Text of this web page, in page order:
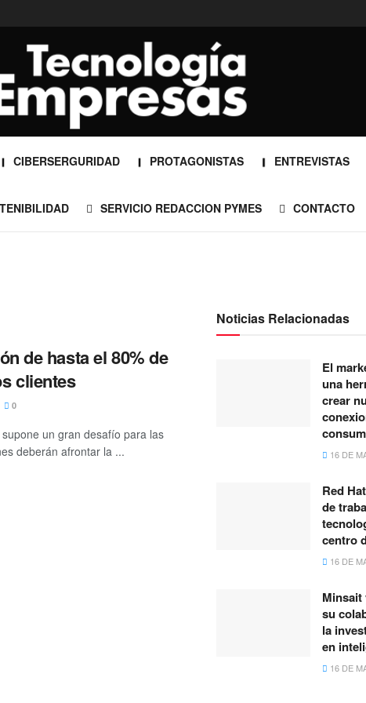
CIBERSERGURIDAD PROTAGONISTAS ENTREVISTAS
SERVICIO REDACCION PYMES CONTACTO
de hasta el 80% de
clientes
0
un gran desafío para las
deberán afrontar la ...
Noticias Relacionadas
El
una
crear
16 DE
Red
de
centro
16 DE
Minsait
su
la
en
16 DE